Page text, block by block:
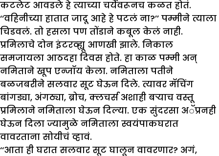
कटलेट आवडले हे त्याच्या चर्येवरूनच कळत होतं.
‘‘वहिनीच्या हातात जादू आहे हे पटलं ना?’’ पम्मीने त्याला
चिडवलं. तो हसला पण तोंडाने कबूल केलं नाही.
प्रमिलाचे दोन इंटरव्ह्यू आणखी झाले. निकाल
समजायला आठदहा दिवस होते. हा काळ पम्मी अन्
नमिताने खूप एन्जॉय केला. नमिताला पतीने
बळजबरीने सलवार सूट घेऊन दिले. त्यावर मॅचिंग
बांगड्या, अंगठ्या, ब्रोच, क्लचर्स अशाही बऱ्याच वस्तू
प्रमिलाने नमिताला घेऊन दिल्या. एक सुंदरसा अॅप्रनही
घेऊन दिला ज्यामुळे नमिताला स्वयंपाकघरात
वावरताना सोयीचं व्हावं.
‘‘आता ही घरात सलवार सूट घालून वावरणार? अगं,